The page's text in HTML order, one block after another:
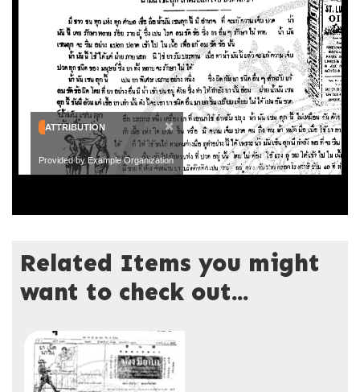
ATTRIBUTION ×
Provided by Example Organization
Related Items you might
want to check out...